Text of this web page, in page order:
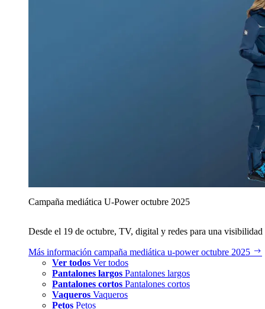
Campaña mediática U‑Power octubre 2025
Desde el 19 de octubre, TV, digital y redes para una
Más información campaña mediática u‑power octubre 2025
Ver todos Ver todos
Pantalones largos Pantalones largos
Pantalones cortos Pantalones cortos
Vaqueros Vaqueros
Petos Petos